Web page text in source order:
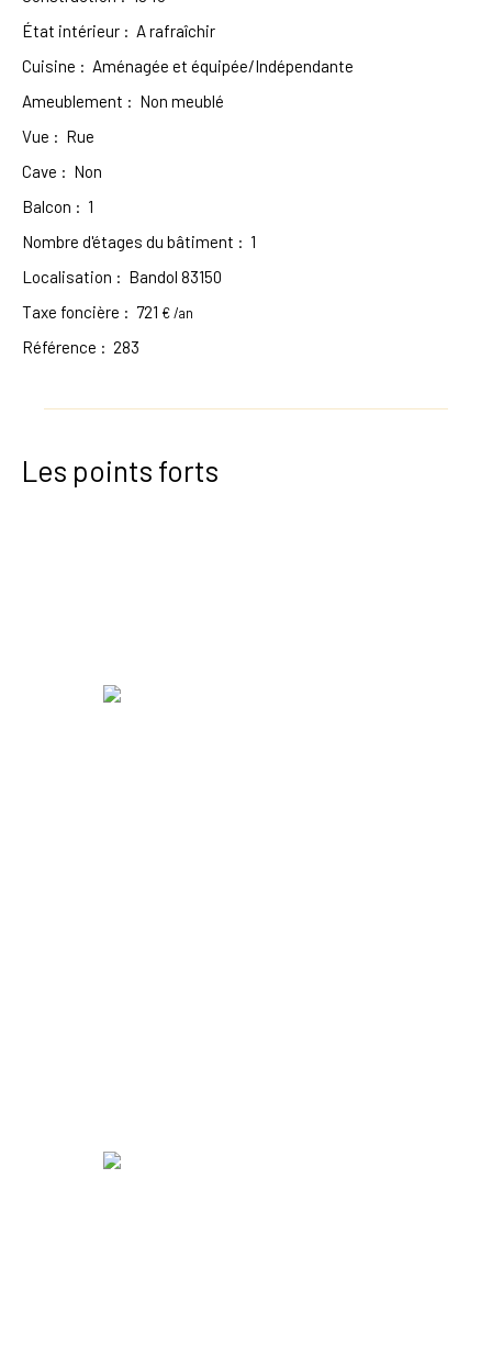
État intérieur : A rafraîchir
Cuisine : Aménagée et équipée/Indépendante
Ameublement : Non meublé
Vue : Rue
Cave : Non
Balcon : 1
Nombre d'étages du bâtiment : 1
Localisation : Bandol 83150
Taxe foncière : 721 € /an
Référence : 283
Les points forts